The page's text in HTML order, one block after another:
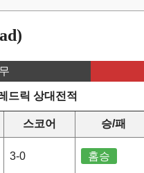
드릭 상대전적
스코어 승/패
3-0 홈승